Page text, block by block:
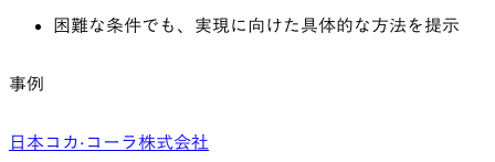
困難な条件でも、実現に向けた具体的な方法を提示
事例
日本コカ·コーラ株式会社